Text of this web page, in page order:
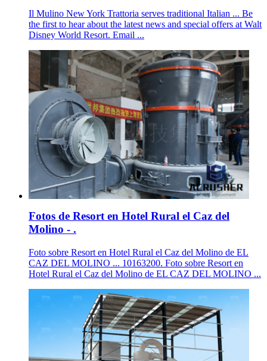
Il Mulino New York Trattoria serves traditional Italian ... Be
the first to hear about the latest news and special offers at Walt
Disney World Resort. Email ...
Fotos de Resort en Hotel Rural el Caz del
Molino - .
Foto sobre Resort en Hotel Rural el Caz del Molino de EL
CAZ DEL MOLINO ... 10163200. Foto sobre Resort en
Hotel Rural el Caz del Molino de EL CAZ DEL MOLINO ...